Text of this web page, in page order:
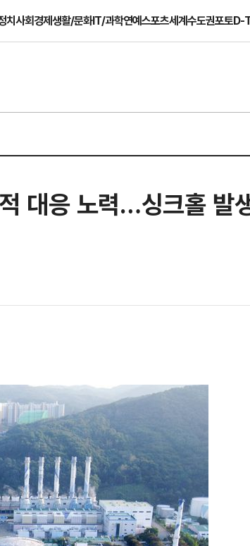
치사회경제생활/문화IT/과학연예스포츠세계수도권포토D-
대응 노력…싱크홀 발